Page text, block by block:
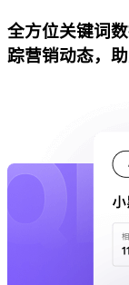
全方位关键词
踪营销动态，助